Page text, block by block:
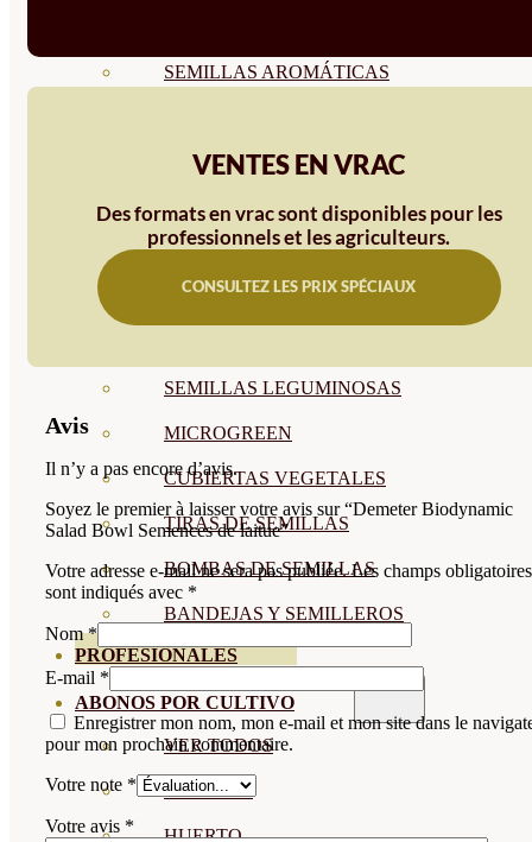
SEMILLAS AROMÁTICAS
SEMILLAS FLORES
COMESTIBLES
SEMILLAS TRADICIONALES
SEMILLAS BRASICAS
SEMILLAS LEGUMINOSAS
MICROGREEN
CUBIERTAS VEGETALES
TIRAS DE SEMILLAS
BOMBAS DE SEMILLAS
BANDEJAS Y SEMILLEROS
PROFESIONALES
ABONOS POR CULTIVO
VER TODOS
TOMATES
HUERTO
VENTES EN VRAC
Des formats en vrac sont disponibles pour les
professionnels et les agriculteurs.
CONSULTEZ LES PRIX SPÉCIAUX
Avis
Il n’y a pas encore d’avis.
Soyez le premier à laisser votre avis sur “Demeter Biodynamic
Salad Bowl Semences de laitue”
Votre adresse e-mail ne sera pas publiée. Les champs obligatoires
sont indiqués avec *
Nom*
E-mail *
Enregistrer mon nom, mon e-mail et mon site dans le
pour mon prochain commentaire.
Votre note *
Votre avis *